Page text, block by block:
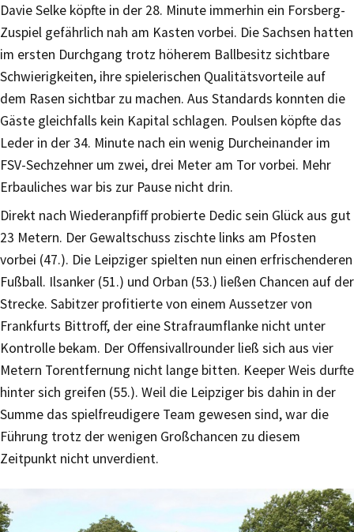
Davie Selke köpfte in der 28. Minute immerhin ein Forsberg-
Zuspiel gefährlich nah am Kasten vorbei. Die Sachsen hatten
im ersten Durchgang trotz höherem Ballbesitz sichtbare
Schwierigkeiten, ihre spielerischen Qualitätsvorteile auf
dem Rasen sichtbar zu machen. Aus Standards konnten die
Gäste gleichfalls kein Kapital schlagen. Poulsen köpfte das
Leder in der 34. Minute nach ein wenig Durcheinander im
FSV-Sechzehner um zwei, drei Meter am Tor vorbei. Mehr
Erbauliches war bis zur Pause nicht drin.
Direkt nach Wiederanpfiff probierte Dedic sein Glück aus gut
23 Metern. Der Gewaltschuss zischte links am Pfosten
vorbei (47.). Die Leipziger spielten nun einen erfrischenderen
Fußball. Ilsanker (51.) und Orban (53.) ließen Chancen auf der
Strecke. Sabitzer profitierte von einem Aussetzer von
Frankfurts Bittroff, der eine Strafraumflanke nicht unter
Kontrolle bekam. Der Offensivallrounder ließ sich aus vier
Metern Torentfernung nicht lange bitten. Keeper Weis durfte
hinter sich greifen (55.). Weil die Leipziger bis dahin in der
Summe das spielfreudigere Team gewesen sind, war die
Führung trotz der wenigen Großchancen zu diesem
Zeitpunkt nicht unverdient.